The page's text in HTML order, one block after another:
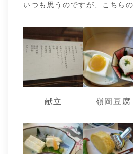
いつも思うのですが、こちら
献立 嶺岡豆腐